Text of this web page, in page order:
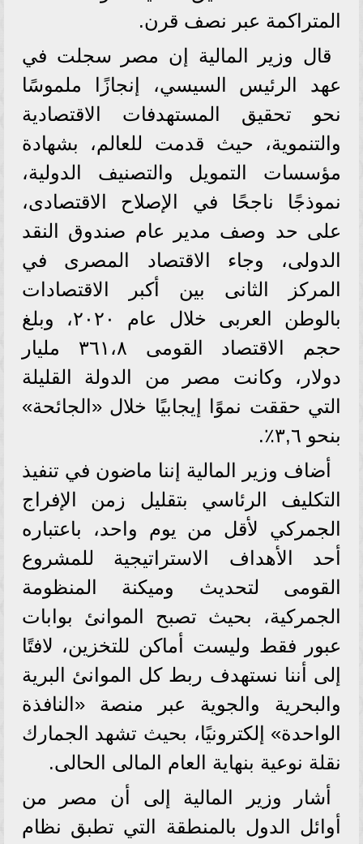
المتراكمة عبر نصف قرن.
قال وزير المالية إن مصر سجلت في
عهد الرئيس السيسي، إنجازًا ملموسًا
نحو تحقيق المستهدفات الاقتصادية
والتنموية، حيث قدمت للعالم، بشهادة
مؤسسات التمويل والتصنيف الدولية،
نموذجًا ناجحًا في الإصلاح الاقتصادى،
على حد وصف مدير عام صندوق النقد
الدولى، وجاء الاقتصاد المصرى في
المركز الثانى بين أكبر الاقتصادات
بالوطن العربى خلال عام ٢٠٢٠، وبلغ
حجم الاقتصاد القومى ٣٦١،٨ مليار
دولار، وكانت مصر من الدولة القليلة
التي حققت نموًا إيجابيًا خلال «الجائحة»
بنحو ٣,٦٪.
أضاف وزير المالية إننا ماضون في تنفيذ
التكليف الرئاسي بتقليل زمن الإفراج
الجمركي لأقل من يوم واحد، باعتباره
أحد الأهداف الاستراتيجية للمشروع
القومى لتحديث وميكنة المنظومة
الجمركية، بحيث تصبح الموانئ بوابات
عبور فقط وليست أماكن للتخزين، لافتًا
إلى أننا نستهدف ربط كل الموانئ البرية
والبحرية والجوية عبر منصة «النافذة
الواحدة» إلكترونيًا، بحيث تشهد الجمارك
نقلة نوعية بنهاية العام المالى الحالى.
أشار وزير المالية إلى أن مصر من
أوائل الدول بالمنطقة التي تطبق نظام